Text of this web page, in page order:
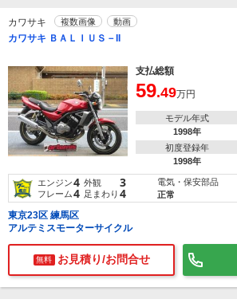
カワサキ 複数画像 動画
カワサキ ＢＡＬＩＵＳ－II
支払総額
59.49万円
モデル年式
1998年
初度登録年
1998年
エンジン4 外観 3
フレーム4 足まわり 4
電気・保安部品
正常
東京23区 練馬区
アルテミスモーターサイクル
無料 お見積り/お問合せ